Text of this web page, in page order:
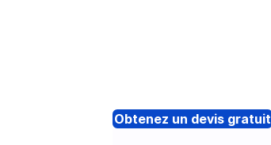
Obtenez un devis gratuit